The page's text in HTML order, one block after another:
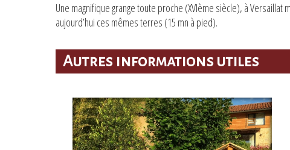
Une magnifique grange toute proche (XVIème siècle), à
aujourd’hui ces mêmes terres (15 mn à pied).
Autres informations utiles